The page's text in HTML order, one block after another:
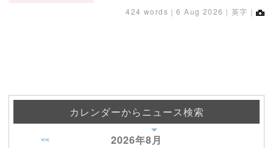
424 words｜6 Aug 2026 ｜英字｜
カレンダーからニュース検索
2026年8月
<<